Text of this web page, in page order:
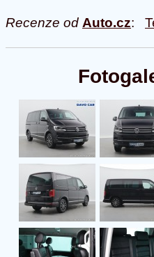
Recenze od Auto.cz: